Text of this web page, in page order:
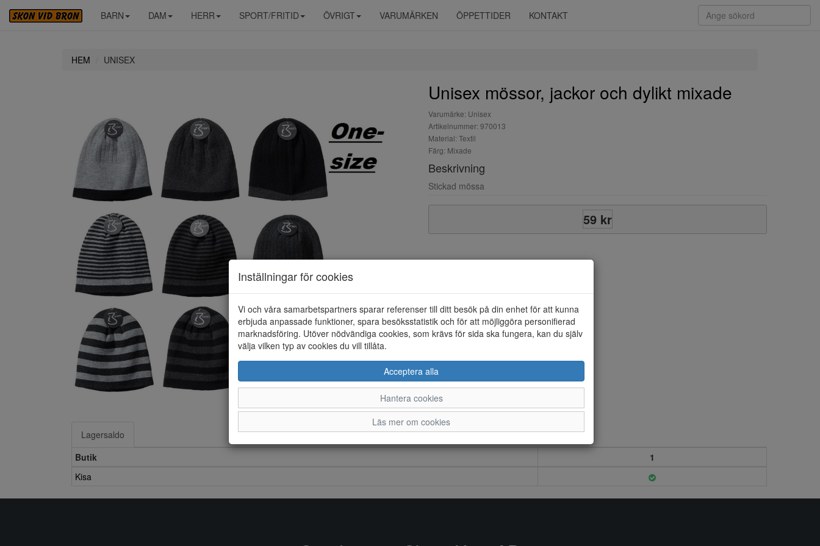
BARN DAM HERR SPORT/FRITID ÖVRIGT VARUMÄRKEN ÖPPETTIDER KONTAKT
HEM UNISEX
Unisex mössor, jackor och dylikt mixade
Varumärke: Unisex
Artikelnummer: 970013
Material: Textil
Färg: Mixade
Beskrivning
Stickad mössa
59 kr
Lagersaldo
Butik
1
Kisa
Inställningar för cookies
Vi och våra samarbetspartners sparar referenser till ditt besök på din enhet för att kunna
erbjuda anpassade funktioner, spara besöksstatistik och för att möjliggöra personifierad
marknadsföring. Utöver nödvändiga cookies, som krävs för sida ska fungera, kan du själv
välja vilken typ av cookies du vill tillåta.
Acceptera alla
Hantera cookies
Läs mer om cookies